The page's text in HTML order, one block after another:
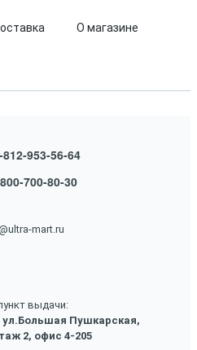
О магазине
812-953-56-64
700-80-30
mart.ru
выдачи:
ул.Большая Пушкарская,
2, офис 4-205